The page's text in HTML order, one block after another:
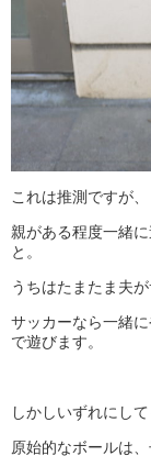
これは推測ですが、
親がある程度一緒
と。
うちはたまたま夫
サッカーなら一緒
で遊びます。
しかしいずれにして
原始的なボールは